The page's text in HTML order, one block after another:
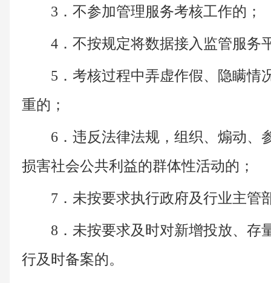
3．不参加管理服务考核工作的；
4．不按规定将数据接入监管服务
5．考核过程中弄虚作假、隐瞒情
重的；
6．违反法律法规，组织、煽动、
损害社会公共利益的群体性活动的；
7．未按要求执行政府及行业主管
8．未按要求及时对新增投放、存
行及时备案的。